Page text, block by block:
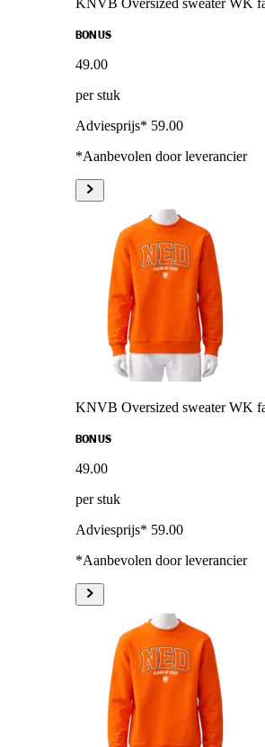
KNVB Oversized sweater WK
BONUS
49.00
per stuk
Adviesprijs* 59.00
*Aanbevolen door leverancier
KNVB Oversized sweater WK
BONUS
49.00
per stuk
Adviesprijs* 59.00
*Aanbevolen door leverancier